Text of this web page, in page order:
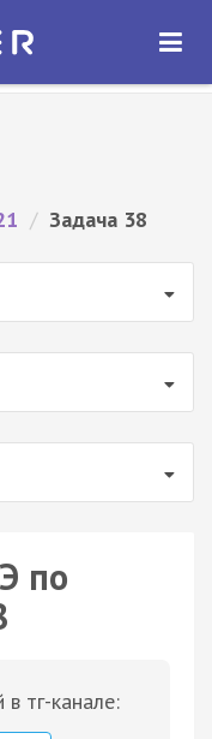
ОТКРЫТЬ
/ Задача 38
по
тг-канале: